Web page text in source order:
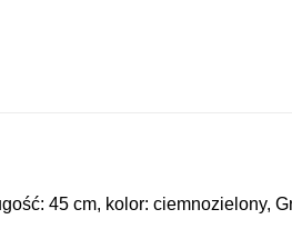
45 cm, kolor: ciemnozielony,